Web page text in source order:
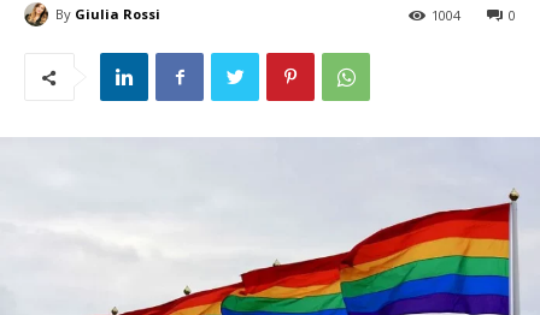
By Giulia Rossi 0
1004